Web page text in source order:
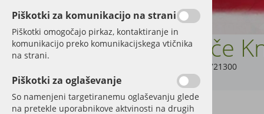
DELI IN DODATNA OPREMA
ZA TRAKTORJE
REZERVNI DELI ZA KMETIJSKE
STROJE
FOLIJA, MREŽA, VRVICA
Klešče
TA8721300
Piškotki za komunikacijo na strani
Piškotki omogočajo pirkaz, kontaktiranje in
komunikacijo preko komunikacijskega vtičnika
na strani.
Piškotki za oglaševanje
So namenjeni targetiranemu oglaševanju glede
na pretekle uporabnikove aktvinosti na drugih